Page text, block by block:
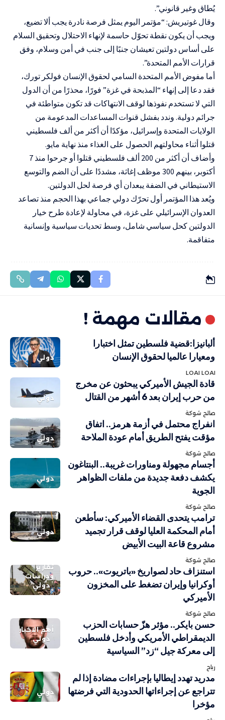
يُطاق وغير قانوني”.
وقال غوتيريش: “مؤتمر اليوم يمثل فرصة نادرة يجب ألا تضيع،
ويجب أن يكون نقطة تحوّل حاسمة لإنهاء الاحتلال وتحقيق السلام
على أساس دولتين تعيشان جنبًا إلى جنب في أمن وسلام، وفق
قرارات الأمم المتحدة”.
أما مفوض الأمم المتحدة السامي لحقوق الإنسان فولكر تورك،
فقد دعا إلى إنهاء “المذبحة في غزة” فورًا، محذرًا من أن الدول
التي لا تستخدم نفوذها لوقف الانتهاكات قد تكون متواطئة في
جرائم دولية. وندد بفشل قنوات المساعدات المدعومة من
الولايات المتحدة وإسرائيل، مؤكدًا أن أكثر من ألف فلسطيني
قتلوا أثناء محاولتهم الحصول على الغذاء منذ نهاية مايو.
وأضاف أن أكثر من 200 ألف فلسطيني قتلوا أو جرحوا منذ 7
أكتوبر، بينهم 300 موظف إغاثة، مشددًا على أن الضم والتوسع
الاستيطاني في الضفة يبعدان أي فرصة لحل الدولتين.
ويُعد هذا المؤتمر أول تحرّك دولي جماعي بهذا الحجم منذ تصاعد
العدوان الإسرائيلي على غزة، في محاولة لإعادة طرح خيار
الدولتين كحل سياسي شامل، وسط تحديات سياسية وإنسانية
متفاقمة.
مقالات مهمة !
دولي
ألبانيزا:قضية فلسطين تمثل اختبارا
ومعيارا عالميا لحقوق الإنسان
LOAI LOAI
دولي
قادة الجيش الأميركي يبحثون عن مخرج
من حرب إيران بعد 6 أشهر من القتال
صالح شوكة
دولي
انفراج محتمل في أزمة هرمز.. اتفاق
مؤقت يفتح الطريق أمام عودة الملاحة
صالح شوكة
دولي
أجسام مجهولة ومناورات غريبة.. البنتاغون
يكشف دفعة جديدة من ملفات الظواهر
الجوية
صالح شوكة
دولي
ترامب يتحدى القضاء الأميركي: سأطعن
أمام المحكمة العليا لوقف قرار تجميد
مشروع قاعة البيت الأبيض
صالح شوكة
تقارير
ودراسات
دولي
استنزاف حاد لصواريخ «باتريوت».. حروب
أوكرانيا وإيران تضغط على المخزون
الأميركي
صالح شوكة
أهم الاخبار
دولي
حسن بايكر.. مؤثر هزّ حسابات الحزب
الديمقراطي الأمريكي وأدخل فلسطين
إلى معركة جيل “زد” السياسية
رباح
دولي
مدريد تهدد إيطاليا بإجراءات مضادة إذا لم
تتراجع عن إجراءاتها الحدودية التي فرضتها
مؤخرا